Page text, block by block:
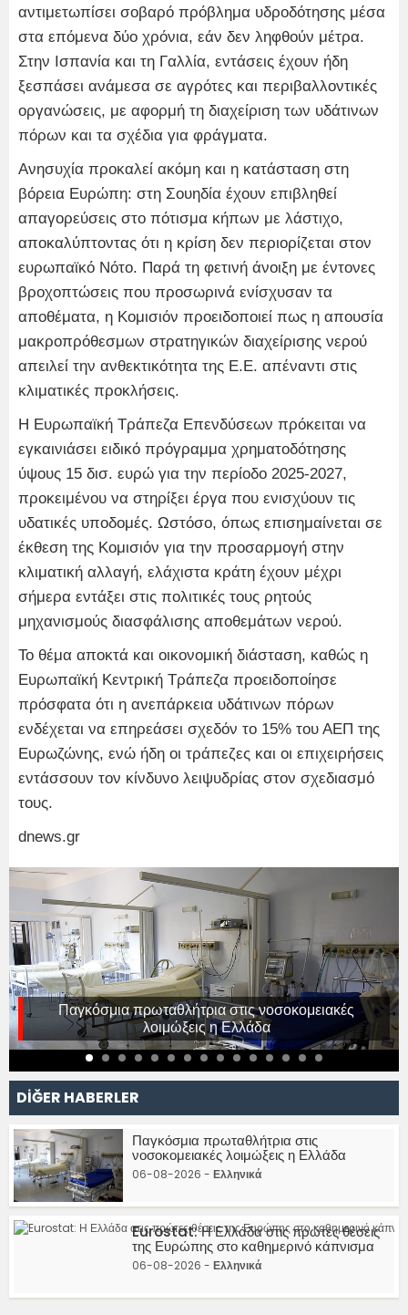
αντιμετωπίσει σοβαρό πρόβλημα υδροδότησης μέσα
στα επόμενα δύο χρόνια, εάν δεν ληφθούν μέτρα.
Στην Ισπανία και τη Γαλλία, εντάσεις έχουν ήδη
ξεσπάσει ανάμεσα σε αγρότες και περιβαλλοντικές
οργανώσεις, με αφορμή τη διαχείριση των υδάτινων
πόρων και τα σχέδια για φράγματα.
Ανησυχία προκαλεί ακόμη και η κατάσταση στη
βόρεια Ευρώπη: στη Σουηδία έχουν επιβληθεί
απαγορεύσεις στο πότισμα κήπων με λάστιχο,
αποκαλύπτοντας ότι η κρίση δεν περιορίζεται στον
ευρωπαϊκό Νότο. Παρά τη φετινή άνοιξη με έντονες
βροχοπτώσεις που προσωρινά ενίσχυσαν τα
αποθέματα, η Κομισιόν προειδοποιεί πως η απουσία
μακροπρόθεσμων στρατηγικών διαχείρισης νερού
απειλεί την ανθεκτικότητα της Ε.Ε. απέναντι στις
κλιματικές προκλήσεις.
Η Ευρωπαϊκή Τράπεζα Επενδύσεων πρόκειται να
εγκαινιάσει ειδικό πρόγραμμα χρηματοδότησης
ύψους 15 δισ. ευρώ για την περίοδο 2025-2027,
προκειμένου να στηρίξει έργα που ενισχύουν τις
υδατικές υποδομές. Ωστόσο, όπως επισημαίνεται σε
έκθεση της Κομισιόν για την προσαρμογή στην
κλιματική αλλαγή, ελάχιστα κράτη έχουν μέχρι
σήμερα εντάξει στις πολιτικές τους ρητούς
μηχανισμούς διασφάλισης αποθεμάτων νερού.
Το θέμα αποκτά και οικονομική διάσταση, καθώς η
Ευρωπαϊκή Κεντρική Τράπεζα προειδοποίησε
πρόσφατα ότι η ανεπάρκεια υδάτινων πόρων
ενδέχεται να επηρεάσει σχεδόν το 15% του ΑΕΠ της
Ευρωζώνης, ενώ ήδη οι τράπεζες και οι επιχειρήσεις
εντάσσουν τον κίνδυνο λειψυδρίας στον σχεδιασμό
τους.
dnews.gr
Παγκόσμια πρωταθλήτρια στις νοσοκομειακές
λοιμώξεις η Ελλάδα
DİĞER HABERLER
Παγκόσμια πρωταθλήτρια στις
νοσοκομειακές λοιμώξεις η Ελλάδα
06-08-2026 - Ελληνικά
Eurostat: Η Ελλάδα στις πρώτες θέσεις
της Ευρώπης στο καθημερινό κάπνισμα
06-08-2026 - Ελληνικά